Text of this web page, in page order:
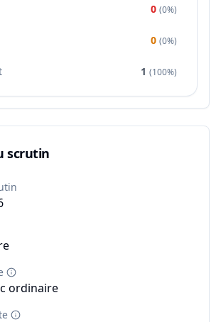
0 (0%)
0 (0%)
1 (100%)
scrutin
ordinaire